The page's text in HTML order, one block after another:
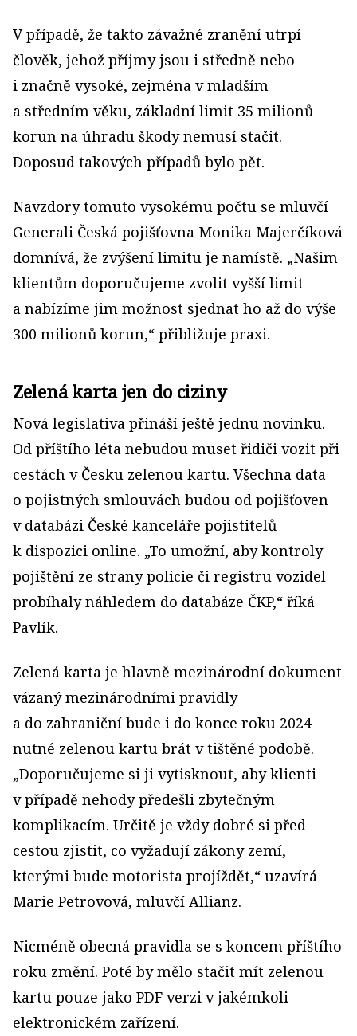
V případě, že takto závažné zranění utrpí
člověk, jehož příjmy jsou i středně nebo
i značně vysoké, zejména v mladším
a středním věku, základní limit 35 milionů
korun na úhradu škody nemusí stačit.
Doposud takových případů bylo pět.
Navzdory tomuto vysokému počtu se mluvčí
Generali Česká pojišťovna Monika Majerčíková
domnívá, že zvýšení limitu je namístě. „Našim
klientům doporučujeme zvolit vyšší limit
a nabízíme jim možnost sjednat ho až do výše
300 milionů korun,“ přibližuje praxi.
Zelená karta jen do ciziny
Nová legislativa přináší ještě jednu novinku.
Od příštího léta nebudou muset řidiči vozit při
cestách v Česku zelenou kartu. Všechna data
o pojistných smlouvách budou od pojišťoven
v databázi České kanceláře pojistitelů
k dispozici online. „To umožní, aby kontroly
pojištění ze strany policie či registru vozidel
probíhaly náhledem do databáze ČKP,“ říká
Pavlík.
Zelená karta je hlavně mezinárodní dokument
vázaný mezinárodními pravidly
a do zahraniční bude i do konce roku 2024
nutné zelenou kartu brát v tištěné podobě.
„Doporučujeme si ji vytisknout, aby klienti
v případě nehody předešli zbytečným
komplikacím. Určitě je vždy dobré si před
cestou zjistit, co vyžadují zákony zemí,
kterými bude motorista projíždět,“ uzavírá
Marie Petrovová, mluvčí Allianz.
Nicméně obecná pravidla se s koncem příštího
roku změní. Poté by mělo stačit mít zelenou
kartu pouze jako PDF verzi v jakémkoli
elektronickém zařízení.